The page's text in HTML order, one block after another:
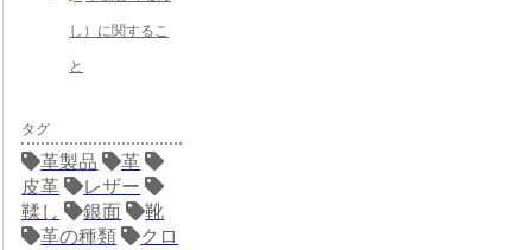
し）に関するこ
と
タグ
革製品
革
皮革
レザー
鞣し
銀面
靴
革の種類
クロ